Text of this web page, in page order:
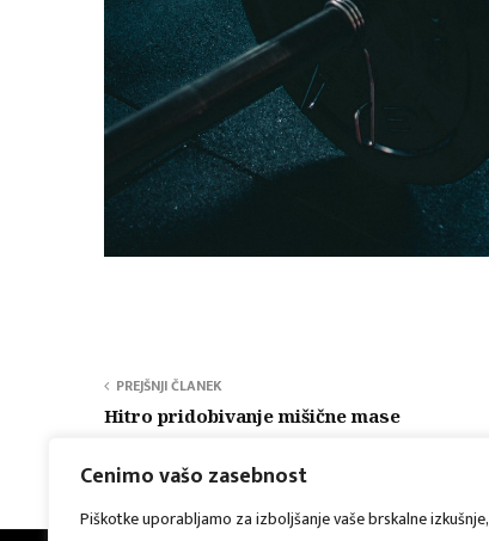
Cenimo vašo zasebnost
Piškotke uporabljamo za izboljšanje vaše brskalne izkušnje,
PREJŠNJI ČLANEK
Hitro pridobivanje mišične mase